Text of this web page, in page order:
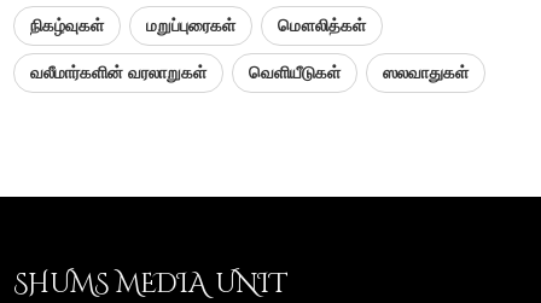
நிகழ்வுகள் மறுப்புரைகள் மௌலித்கள்
வலீமார்களின் வரலாறுகள் வெளியீடுகள் ஸலவாதுகள்
SHUMS MEDIA UNIT